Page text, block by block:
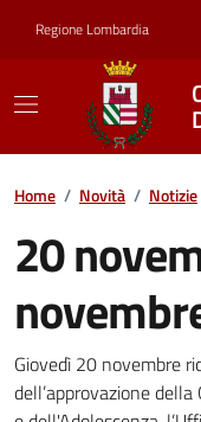
Regione Lombardia
Home / Novità / Notizie
20
Dettagli
Giovedì 20 novembre
dell’approvazione